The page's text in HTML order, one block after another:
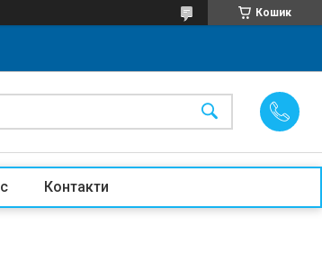
Кошик
Контакти